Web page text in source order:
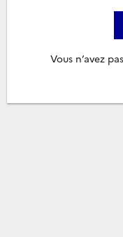
Vous n’avez